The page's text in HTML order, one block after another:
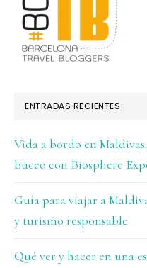
ENTRADAS RECIENTES
Vida a bordo en
buceo con Biosphere
Guía para viajar a
y turismo responsable
Qué ver y hacer en una